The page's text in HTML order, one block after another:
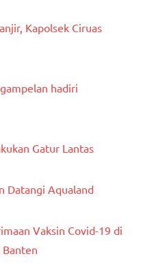
Kapolsek Ciruas
hadiri
Gatur Lantas
Datangi Aqualand
Vaksin Covid-19 di
Banten